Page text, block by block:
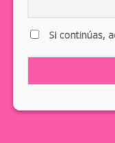
Si continúas,